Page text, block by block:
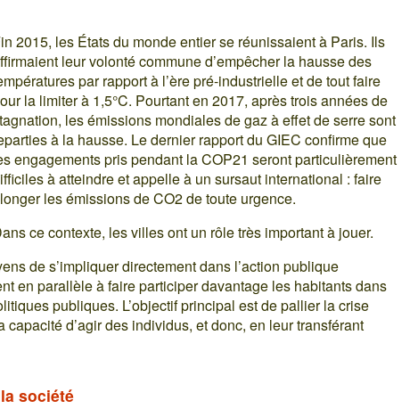
2015, les États du monde entier se réunissaient à Paris. Ils
leur volonté commune d’empêcher la hausse des
par rapport à l’ère pré-industrielle et de tout faire
la limiter à 1,5°C. Pourtant en 2017, après trois années de
les émissions mondiales de gaz à effet de serre sont
à la hausse. Le dernier rapport du GIEC confirme que
engagements pris pendant la COP21 seront particulièrement
à atteindre et appelle à un sursaut international : faire
les émissions de CO2 de toute urgence.
ce contexte, les villes ont un rôle très important à jouer.
de s’impliquer directement dans l’action publique
en parallèle à faire participer davantage les habitants dans
publiques. L’objectif principal est de pallier la crise
d’agir des individus, et donc, en leur transférant
société